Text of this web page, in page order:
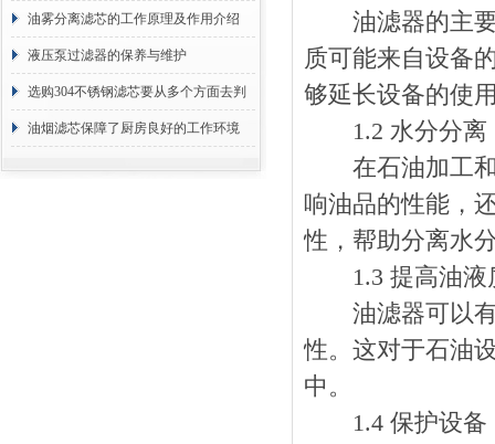
油雾分离滤芯的工作原理及作用介绍
液压泵过滤器的保养与维护
选购304不锈钢滤芯要从多个方面去判
断
油烟滤芯保障了厨房良好的工作环境
油滤器的主要
质可能来自设备
够延长设备的使
1.2 水分分离
在石油加工和
响油品的性能，
性，帮助分离水
1.3 提高油液
油滤器可以有
性。这对于石油
中。
1.4 保护设备